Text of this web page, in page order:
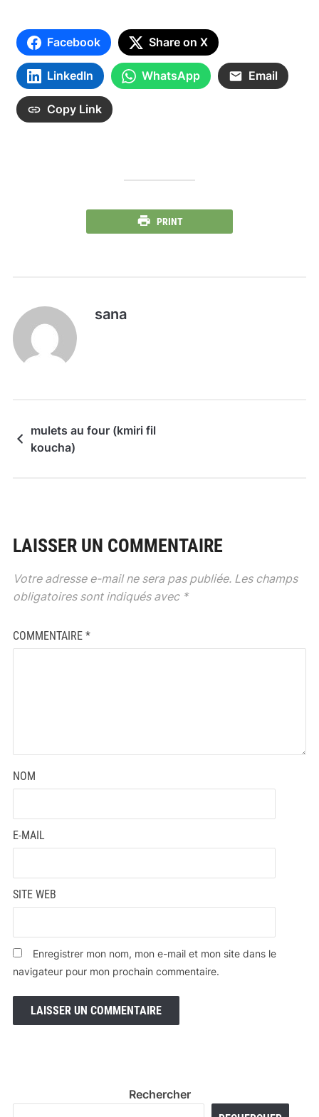
Facebook Share on X
LinkedIn WhatsApp Email
Copy Link
PRINT
sana
mulets au four (kmiri fil
koucha)
LAISSER UN COMMENTAIRE
Votre adresse e-mail ne sera pas publiée. Les champs
obligatoires sont indiqués avec *
COMMENTAIRE *
NOM
E-MAIL
SITE WEB
Enregistrer mon nom, mon e-mail et mon site dans le
navigateur pour mon prochain commentaire.
Rechercher